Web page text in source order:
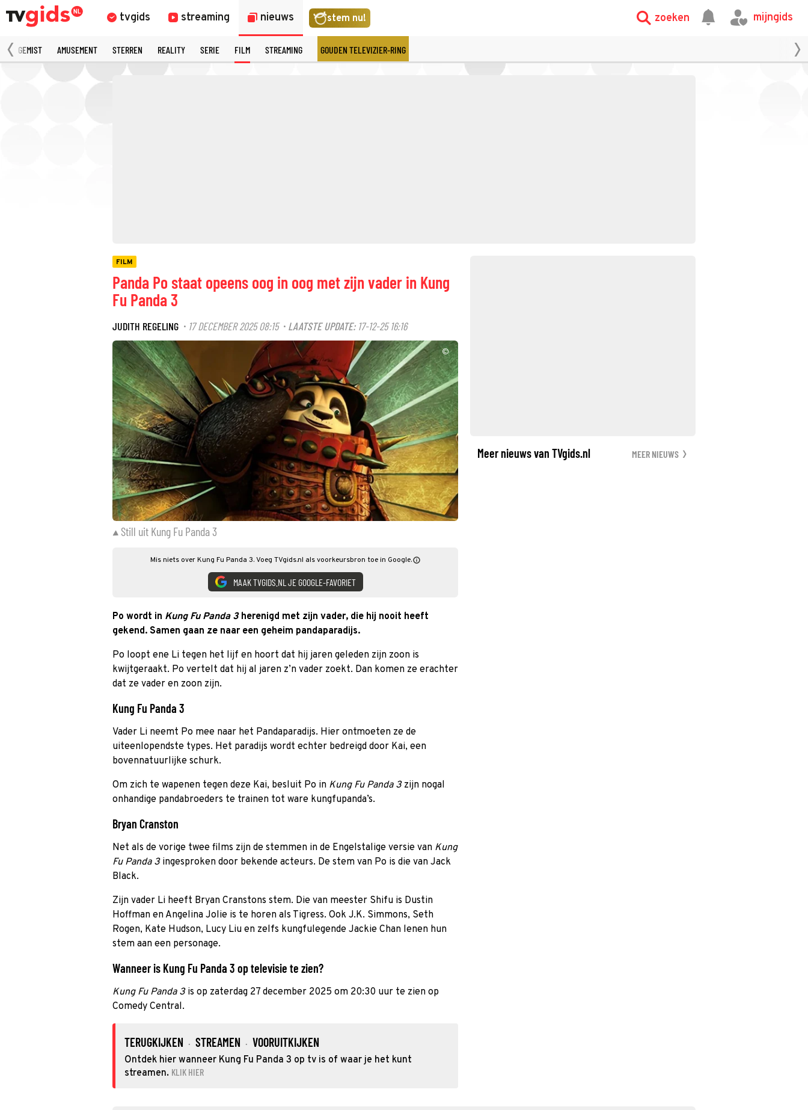
tvgids streaming nieuws stem nu! zoeken mijngids
GEMIST AMUSEMENT STERREN REALITY SERIE FILM STREAMING GOUDEN TELEVIZIER-RING
FILM
Panda Po staat opeens oog in oog met zijn vader in Kung
Fu Panda 3
JUDITH REGELING · 17 DECEMBER 2025 08:15· LAATSTE UPDATE: 17-12-25 16:16
©
Still uit Kung Fu Panda 3
Mis niets over Kung Fu Panda 3. Voeg TVgids.nl als voorkeursbron toe in Google.
MAAK TVGIDS.NL JE GOOGLE-FAVORIET
Po wordt in Kung Fu Panda 3herenigd met zijn vader, die hij nooit heeft
gekend. Samen gaan ze naar een geheim pandaparadijs.
Po loopt ene Li tegen het lijf en hoort dat hij jaren geleden zijn zoon is
kwijtgeraakt. Po vertelt dat hij al jaren z’n vader zoekt. Dan komen ze erachter
dat ze vader en zoon zijn.
Kung Fu Panda 3
Vader Li neemt Po mee naar het Pandaparadijs. Hier ontmoeten ze de
uiteenlopendste types. Het paradijs wordt echter bedreigd door Kai, een
bovennatuurlijke schurk.
Om zich te wapenen tegen deze Kai, besluit Po in Kung Fu Panda 3zijn nogal
onhandige pandabroeders te trainen tot ware kungfupanda’s.
Bryan Cranston
Net als de vorige twee films zijn de stemmen in de Engelstalige versie van Kung
Fu Panda 3 ingesproken door bekende acteurs. De stem van Po is die van Jack
Black.
Zijn vader Li heeft Bryan Cranstons stem. Die van meester Shifu is Dustin
Hoffman en Angelina Jolie is te horen als Tigress. Ook J.K. Simmons, Seth
Rogen, Kate Hudson, Lucy Liu en zelfs kungfulegende Jackie Chan lenen hun
stem aan een personage.
Wanneer is Kung Fu Panda 3 op televisie te zien?
Kung Fu Panda 3is op zaterdag 27 december 2025 om 20:30 uur te zien op
Comedy Central.
TERUGKIJKEN · STREAMEN · VOORUITKIJKEN
Ontdek hier wanneer Kung Fu Panda 3 op tv is of waar je het kunt
streamen. KLIK HIER
Meer nieuws van TVgids.nl MEER NIEUWS